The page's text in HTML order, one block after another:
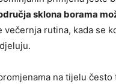
sklona borama
rutina, kada se
na tijelu